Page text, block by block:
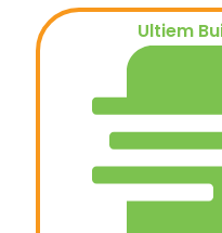
Ultiem